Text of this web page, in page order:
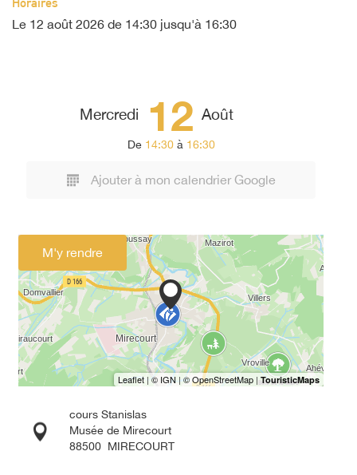
Horaires
Le 12 août 2026 de 14:30 jusqu'à 16:30
Mercredi 12 Août
De 14:30 à 16:30
Ajouter à mon calendrier Google
M'y rendre
cours Stanislas
Musée de Mirecourt
88500 MIRECOURT